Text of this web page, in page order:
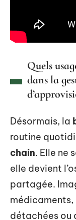
Quels
dans la
Désormais, la
routine
chain. Elle ne
elle devient
partagée.
médicaments,
détachées ou